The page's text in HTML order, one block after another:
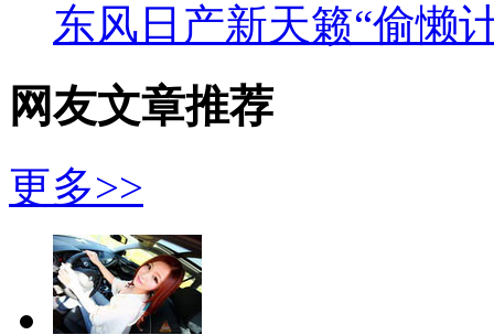
东风日产新天籁“偷懒
网友文章推荐
更多>>